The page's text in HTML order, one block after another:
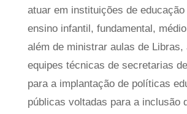
atuar em instituições de
ensino infantil, fundamental,
além de ministrar aulas de Libras,
equipes técnicas de secretarias
para a implantação de políticas
públicas voltadas para a inclusão